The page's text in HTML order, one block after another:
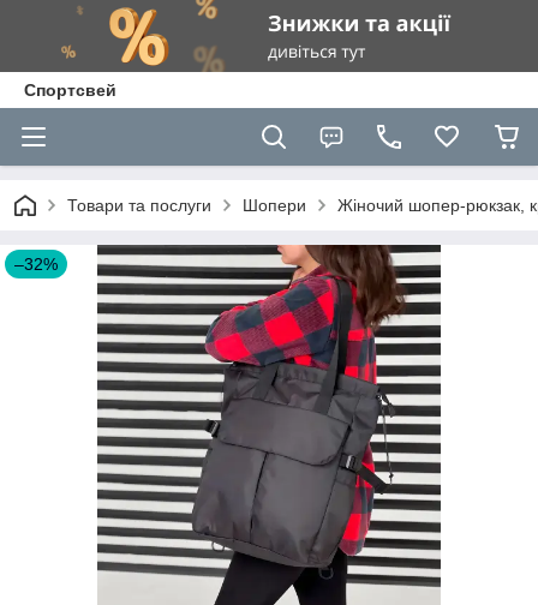
Спортсвей
Товари та послуги Шопери Жіночий шопер-рюкзак,
–32%